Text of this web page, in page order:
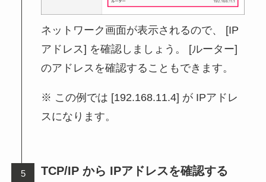
ネットワーク画面が表示されるので、 [IP
アドレス] を確認しましょう。 [ルーター]
のアドレスを確認することもできます。
この例では [192.168.11.4] が IPアドレ
スになります。
TCP/IP から IPアドレスを確認する